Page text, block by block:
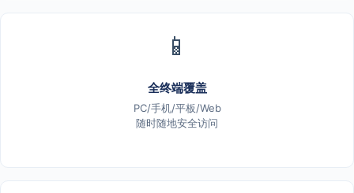
📱
全终端覆盖
PC/手机/平板/Web
随时随地安全访问